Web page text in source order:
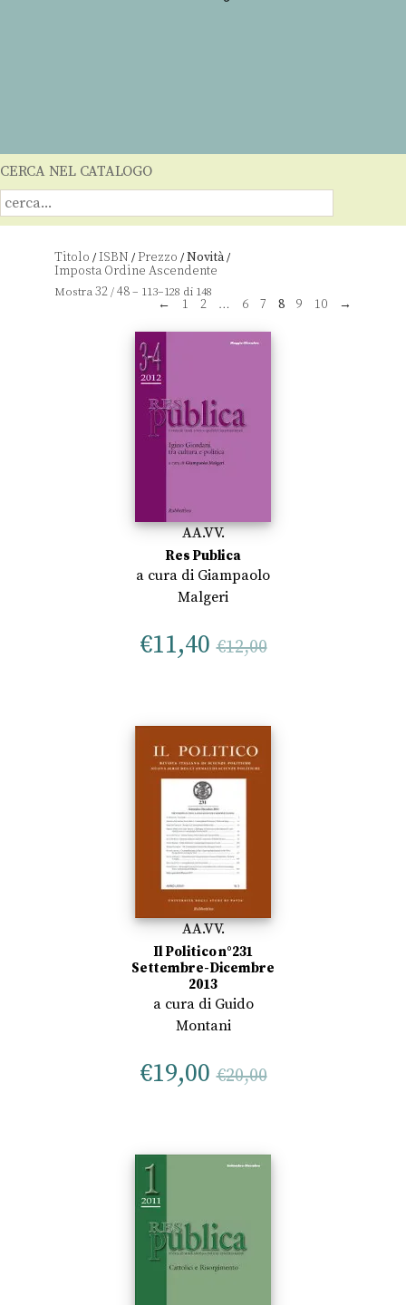
CERCA NEL CATALOGO
Titolo /ISBN /Prezzo /Novità/
Mostra32/48– 113–128 di 148
← 1 2 … 6 7 8 9 10 →
AA.VV.
Res Publica
a cura di Giampaolo
Malgeri
€11,40 €12,00
AA.VV.
Il Politico n°231
Settembre-Dicembre
2013
a cura di Guido
Montani
€19,00 €20,00